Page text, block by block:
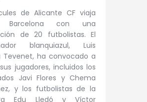
de Alicante CF viaja
Barcelona con una
de 20 futbolistas. El
blanquiazul, Luis
Tevenet, ha convocado a
jugadores, incluidos los
Javi Flores y Chema
y los futbolistas de la
Edu Lledó y Víctor